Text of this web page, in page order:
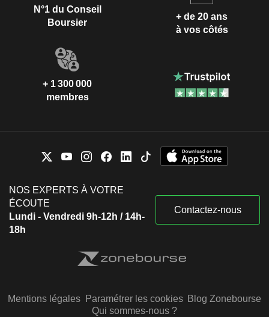
N°1 du Conseil
Boursier
+ de 20 ans
à vos côtés
+ 1 300 000
membres
NOS EXPERTS À VOTRE
ÉCOUTE
Lundi - Vendredi 9h-12h / 14h-
18h
Contactez-nous
Mentions légales Paramétrer les cookies Blog Zonebourse
Qui sommes-nous ?